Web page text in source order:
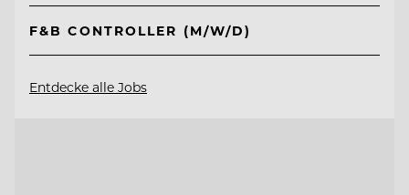
F&B CONTROLLER (M/W/D)
Entdecke alle Jobs